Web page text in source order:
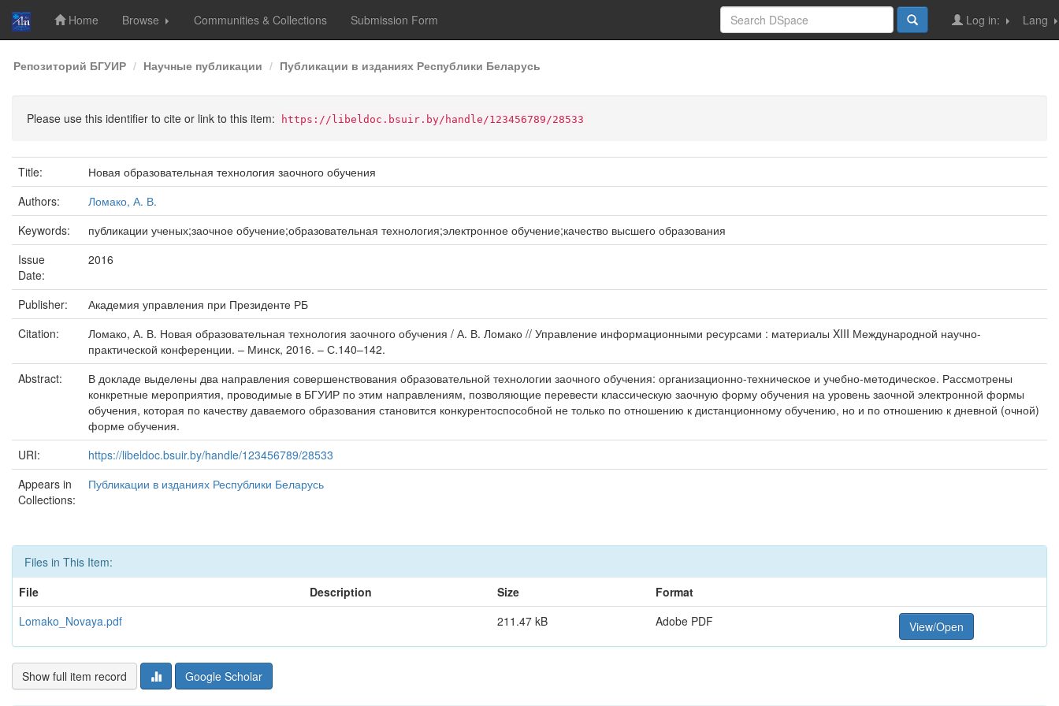
Skip
navigation
Home Browse Communities & Collections Submission Form Lang
Log in:
Репозиторий БГУИР Научные публикации Публикации в изданиях Республики Беларусь
Please use this identifier to cite or link to this item: https://libeldoc.bsuir.by/handle/123456789/28533
Title:
Новая образовательная технология заочного обучения
Authors:
Ломако, А. В.
Keywords:
публикации ученых;заочное обучение;образовательная технология;электронное обучение;качество высшего образования
Issue
Date:
2016
Publisher:
Академия управления при Президенте РБ
Citation:
Ломако, А. В. Новая образовательная технология заочного обучения / А. В. Ломако // Управление информационными ресурсами : материалы XIII Международной научно-
практической конференции. – Минск, 2016. – С.140–142.
Abstract:
В докладе выделены два направления совершенствования образовательной технологии заочного обучения: организационно-техническое и учебно-методическое. Рассмотрены
конкретные мероприятия, проводимые в БГУИР по этим направлениям, позволяющие перевести классическую заочную форму обучения на уровень заочной электронной формы
обучения, которая по качеству даваемого образования становится конкурентоспособной не только по отношению к дистанционному обучению, но и по отношению к дневной (очной)
форме обучения.
URI:
https://libeldoc.bsuir.by/handle/123456789/28533
Appears in
Collections:
Публикации в изданиях Республики Беларусь
Files in This Item:
File
Description Size
Format
Lomako_Novaya.pdf
211.47 kB Adobe PDF View/Open
Show full item record Google Scholar